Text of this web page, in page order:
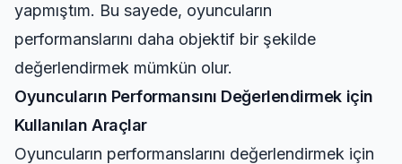
yapmıştım. Bu sayede, oyuncuların
performanslarını daha objektif bir şekilde
değerlendirmek mümkün olur.
Oyuncuların Performansını Değerlendirmek için
Kullanılan Araçlar
Oyuncuların performanslarını değerlendirmek için